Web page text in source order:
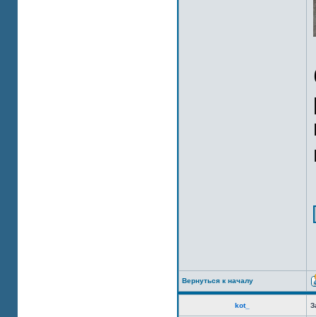
Вернуться к началу
kot_